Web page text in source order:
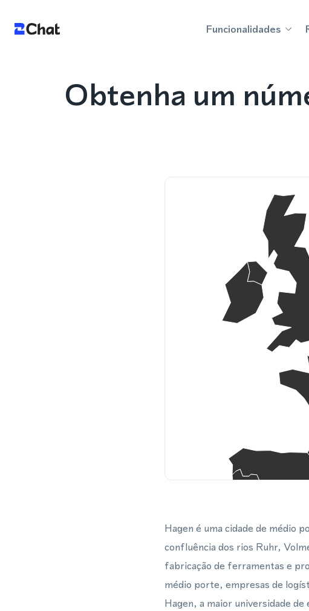
Funcionalidades
Obtenha um
Hagen é uma cidade de médio
confluência dos rios Ruhr,
fabricação de ferramentas e
médio porte, empresas de
Hagen, a maior universidade